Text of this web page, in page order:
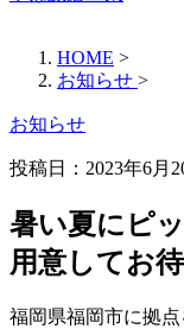
HOME >
お知らせ >
お知らせ
投稿日： 2023年6月
暑い夏にピ
用意してお
福岡県福岡市に拠